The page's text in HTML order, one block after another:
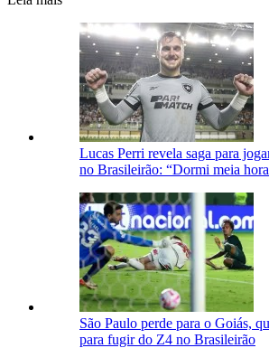
Lucas Perri revela saga para
no Brasileirão: “Dormi meia
São Paulo perde para o Goiás,
para fugir do Z4 no Brasileirão